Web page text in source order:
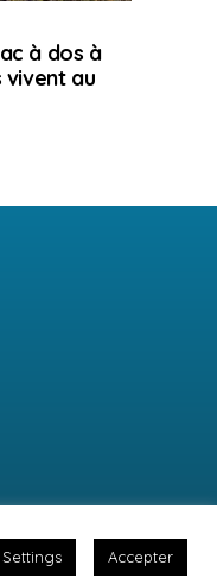
à dos à
au
Settings Accepter